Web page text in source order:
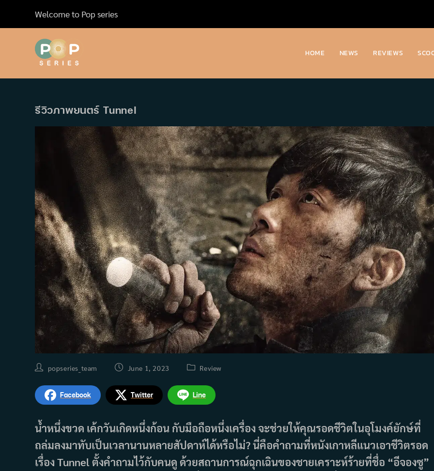
content
Welcome to Pop series
HOME NEWS REVIEWS
รีวิวภาพยนตร์ Tunnel
Postpopseries_team
Post June 1, 2023
PostReview
Facebook Twitter Line
น้ำหนึ่งขวด เค้กวันเกิดหนึ่งก้อน กับมือถือหนึ่งเครื่อง จะช่วยให้คุณรอดชีวิตในอุโมงค์ยักษ์ที่
ถล่มลงมาทับเป็นเวลานานหลายสัปดาห์ได้หรือไม่? นี่คือคำถามที่หนังเกาหลีแนวเอาชีวิตรอด
เรื่อง Tunnel ตั้งคำถามไว้กับคนดู ด้วยสถานการณ์ฉุกเฉินของชายเคราะห์ร้ายที่ชื่อ “อีจองซู”